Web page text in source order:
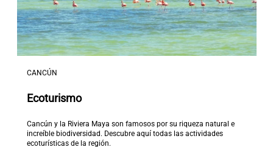
CANCÚN
Ecoturismo
Cancún y la Riviera Maya son famosos por su riqueza natural e
increíble biodiversidad. Descubre aquí todas las actividades
ecoturísticas de la región.